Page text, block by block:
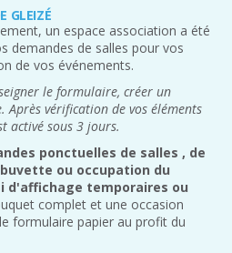
GLEIZÉ
un espace association a été
demandes de salles pour vos
de vos événements.
le formulaire, créer un
vérification de vos éléments
activé sous 3 jours.
ponctuelles de salles , de
ou occupation du
d'affichage temporaires ou
complet et une occasion
formulaire papier au profit du